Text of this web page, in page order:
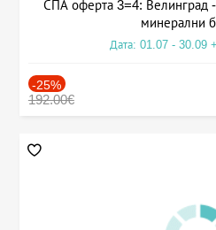
СПА оферта 3=4: Велинград
минерални
Дата: 01.07 - 30.09
-25%
192.00€